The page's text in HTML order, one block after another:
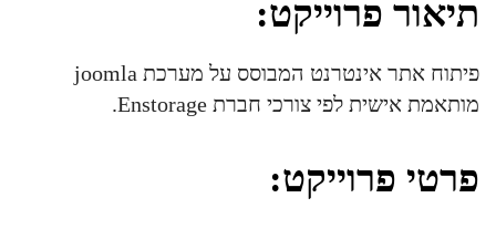
תיאור פרוייקט:
פיתוח אתר אינטרנט המבוסס על מערכת joomla
מותאמת אישית לפי צורכי חברת Enstorage.
פרטי פרוייקט: